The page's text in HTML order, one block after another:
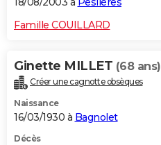
Famille COUILLARD
Ginette MILLET (68 ans)
Créer une cagnotte obsèques
Naissance
16/03/1930 à Bagnolet
Décès